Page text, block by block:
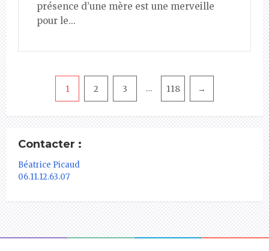
présence d’une mère est une merveille
pour le...
Pagination
1 2 3 … 118 →
Contacter :
Béatrice Picaud
06.11.12.63.07